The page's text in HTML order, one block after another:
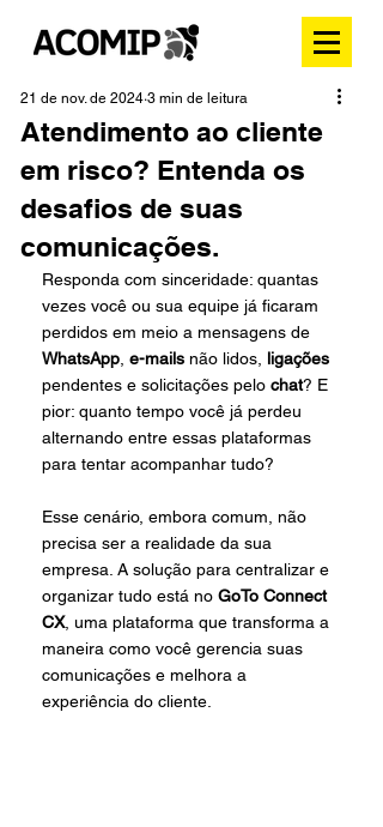
Atendimento ao cliente
em risco? Entenda os
desafios de suas
comunicações.
21 de nov. de 2024 3 min de leitura
Responda com sinceridade: quantas
vezes você ou sua equipe já ficaram
perdidos em meio a mensagens de
WhatsApp e-mails não lidos, ligações
pendentes e solicitações pelo chat? E
pior: quanto tempo você já perdeu
alternando entre essas plataformas
para tentar acompanhar tudo?
Esse cenário, embora comum, não
precisa ser a realidade da sua
empresa. A solução para centralizar e
organizar tudo está no GoTo Connect
CX, uma plataforma que transforma a
maneira como você gerencia suas
comunicações e melhora a
experiência do cliente.